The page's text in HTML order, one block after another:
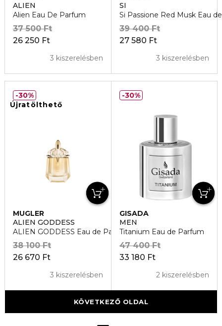
ALIEN
Alien Eau De Parfum
26 250 Ft
37 500 Ft
3 kiszerelésben
SI
Si Passione Red Musk Eau
27 580 Ft
39 400 Ft
3 kiszerelésben
Újratölthető
MUGLER
ALIEN GODDESS
ALIEN GODDESS Eau de Parfum
26 670 Ft
38 100 Ft
3 kiszerelésben
30%
GISADA
MEN
Titanium Eau de Parfum
33 180 Ft
47 400 Ft
2 kiszerelésben
30%
KÖVETKEZŐ OLDAL